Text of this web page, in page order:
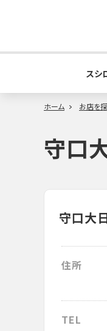
スシ
ホーム お店を
守口
守口大
住所
TEL